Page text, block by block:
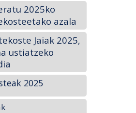
2025ko
azala
Jaiak 2025,
ustiatzeko
2025